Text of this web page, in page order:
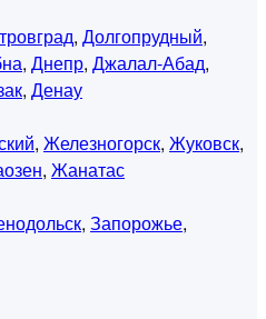
, Долгопрудный,
, Днепр, Джалал-Абад,
, Денау
, Железногорск, Жуковск,
, Жанатас
, Запорожье,